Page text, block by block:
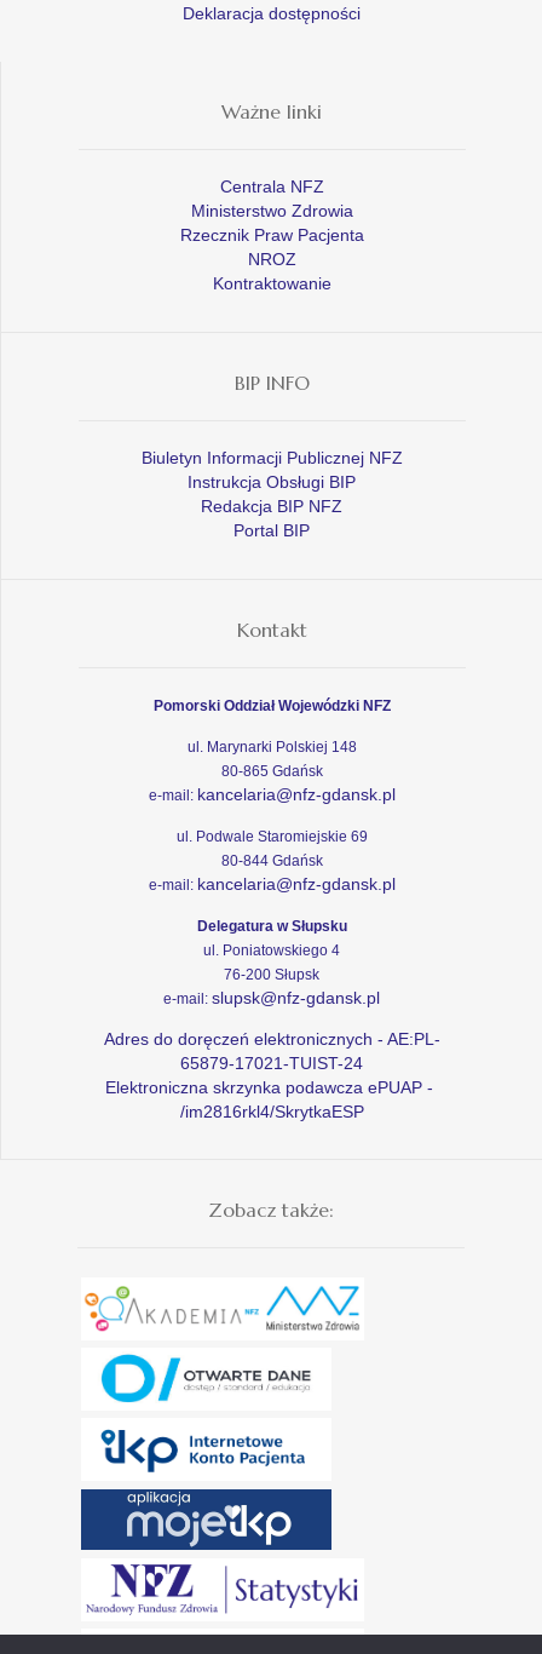
Deklaracja dostępności
Ważne linki
Centrala NFZ
Ministerstwo Zdrowia
Rzecznik Praw Pacjenta
NROZ
Kontraktowanie
BIP INFO
Biuletyn Informacji Publicznej NFZ
Instrukcja Obsługi BIP
Redakcja BIP NFZ
Portal BIP
Kontakt
Pomorski Oddział Wojewódzki NFZ
ul. Marynarki Polskiej 148
80-865 Gdańsk
e-mail: kancelaria@nfz-gdansk.pl
ul. Podwale Staromiejskie 69
80-844 Gdańsk
e-mail: kancelaria@nfz-gdansk.pl
Delegatura w Słupsku
ul. Poniatowskiego 4
76-200 Słupsk
e-mail: slupsk@nfz-gdansk.pl
Adres do doręczeń elektronicznych - AE:PL-
65879-17021-TUIST-24
Elektroniczna skrzynka podawcza ePUAP -
/im2816rkl4/SkrytkaESP
Zobacz także: